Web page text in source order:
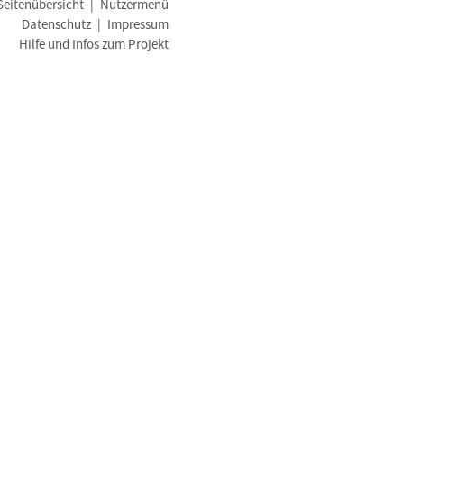
Nutzermenü
Datenschutz
Impressum
Hilfe und Infos zum Projekt